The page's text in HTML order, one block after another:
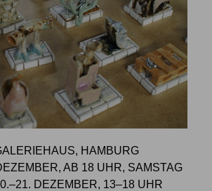
HAMBURG
AB 18 UHR, SAMSTAG
DEZEMBER, 13–18 UHR